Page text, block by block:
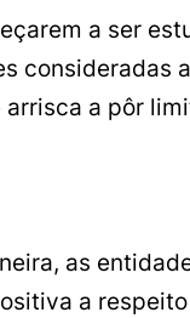
a ser
consideradas
arrisca a pôr
as
a